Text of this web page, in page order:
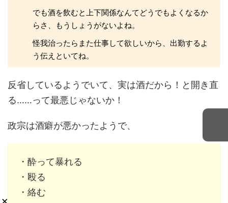
でも酒を飲むと上下関係なんてどうでもよくなるか
らさ、もうしょうがないよね。
怪我治ったらまた仕事して欲しいから、出勤するよ
う伝えといてね。
反省しているようでいて、実は酒だから！と開き直
る……って最悪じゃないか！
政宗は酒癖が悪かったようで、
・酔って暴れる
・殴る
・絡む